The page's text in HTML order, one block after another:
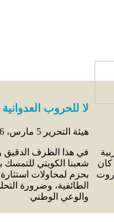
كان
لا للحروب العدوانية
هيئة التحرير 5 مارس، 2026
في هذا الظرف الدقيق
شعبنا الكويتي للتمسك
بحزم لمحاولات
الطائفية، وضرورة
والوعي الوطني